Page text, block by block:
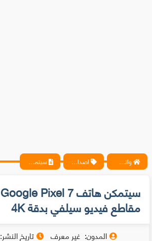
واتس آب ، فيسبوك ، أنترنت ، شروحات تقنية حصرية - المحترف اصدارات سيتمكن هاتف Google Pixel 7 من تسجيل مقاطع فيديو سيلفي بدقة 4K
مقاطع فيديو سيلفي بدقة 4K
المدون: غير معرف تاريخ النشر: